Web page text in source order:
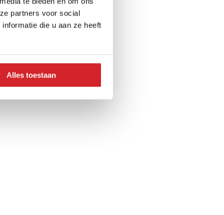
partners voor social
die u aan ze heeft
Alles toestaan